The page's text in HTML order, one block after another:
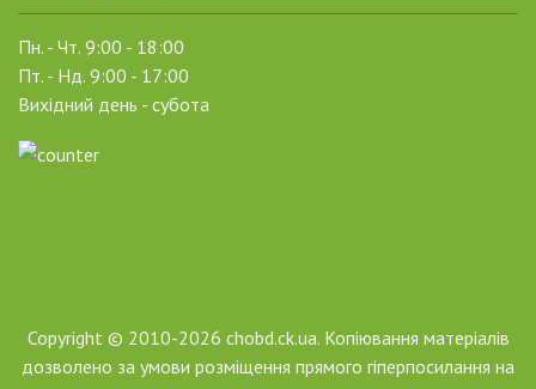
Пн. - Чт. 9:00 - 18:00
Пт. - Нд. 9:00 - 17:00
Вихідний день - субота
Copyright © 2010-2026 chobd.ck.ua. Копіювання матеріалів
дозволено за умови розміщення прямого гіперпосилання на